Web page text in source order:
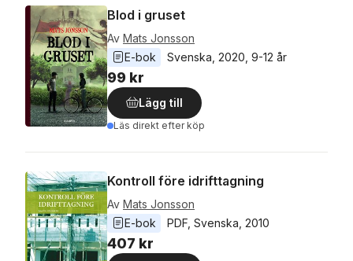
Blod i gruset
Av Mats Jonsson
E-bok
Svenska 2020 9-12 år
99 kr
Lägg till
Läs direkt efter köp
Kontroll före idrifttagning
Av Mats Jonsson
E-bok
PDF Svenska 2010
407 kr